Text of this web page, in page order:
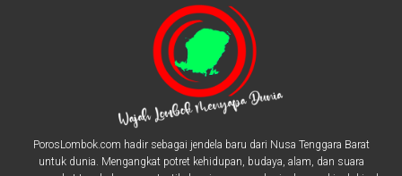
PorosLombok.com hadir sebagai jendela baru dari Nusa Tenggara Barat
untuk dunia. Mengangkat potret kehidupan, budaya, alam, dan suara